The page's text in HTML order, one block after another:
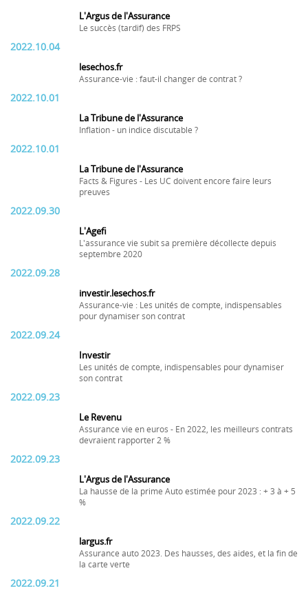
L'Argus de l'Assurance
Le succès (tardif) des FRPS
2022.10.04
lesechos.fr
Assurance-vie : faut-il changer de contrat ?
2022.10.01
La Tribune de l'Assurance
Inflation - un indice discutable ?
2022.10.01
La Tribune de l'Assurance
Facts & Figures - Les UC doivent encore faire leurs
preuves
2022.09.30
L'Agefi
L'assurance vie subit sa première décollecte depuis
septembre 2020
2022.09.28
investir.lesechos.fr
Assurance-vie : Les unités de compte, indispensables
pour dynamiser son contrat
2022.09.24
Investir
Les unités de compte, indispensables pour dynamiser
son contrat
2022.09.23
Le Revenu
Assurance vie en euros - En 2022, les meilleurs contrats
devraient rapporter 2 %
2022.09.23
L'Argus de l'Assurance
La hausse de la prime Auto estimée pour 2023 : + 3 à + 5
%
2022.09.22
largus.fr
Assurance auto 2023. Des hausses, des aides, et la fin de
la carte verte
2022.09.21